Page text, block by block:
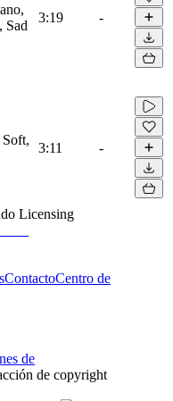
Sad
3:19 -
Soft,
3:11 -
Licensing
ContactoCentro de
de
de copyright